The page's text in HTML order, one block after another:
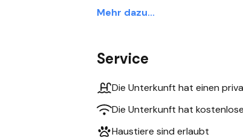
Mehr dazu...
Service
Die Unterkunft hat einen
Die Unterkunft hat
Haustiere sind erlaubt